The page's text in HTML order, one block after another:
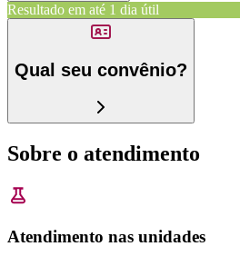
Resultado em até 1 dia útil
Qual seu convênio?
Sobre o atendimento
Atendimento nas unidades